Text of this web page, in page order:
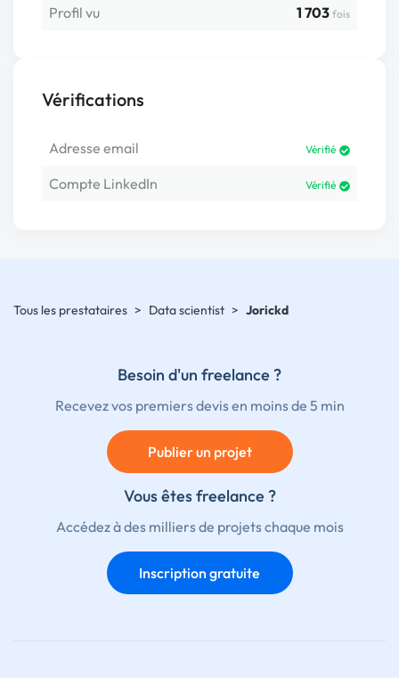
Profil vu
1 703 fois
Vérifications
Adresse email Vérifié
Compte LinkedIn Vérifié
Tous les prestataires > Data scientist > Jorickd
Besoin d'un freelance ?
Recevez vos premiers devis en moins de 5 min
Publier un projet
Vous êtes freelance ?
Accédez à des milliers de projets chaque mois
Inscription gratuite